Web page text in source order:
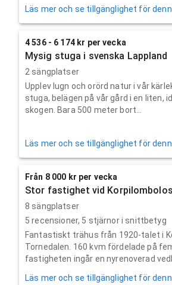
Läs mer och se tillgänglighet för
4 536 - 6 174 kr per vecka
Mysig stuga i svenska Lappland
2 sängplatser
Upplev lugn och orörd natur i vår
stuga, belägen på vår gård i en liten,
skogen. Bara 500 meter bort...
Läs mer och se tillgänglighet för
Från 8 000 kr per vecka
Stor fastighet vid
8 sängplatser
5 recensioner, 5 stjärnor i snittbetyg
Fantastiskt trähus från 1920-talet i
Tornedalen. 160 kvm fördelade på
fastigheten ingår en nyrenoverad
Läs mer och se tillgänglighet för